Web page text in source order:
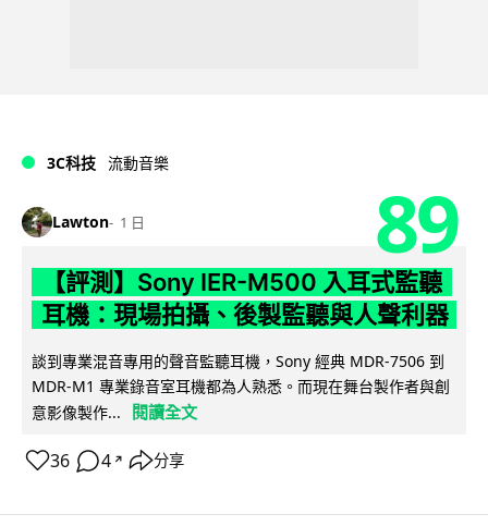
3C科技 流動音樂
Lawton 1 日 89
【評測】Sony IER-M500 入耳式監聽
耳機：現場拍攝、後製監聽與人聲利器
談到專業混音專用的聲音監聽耳機，Sony 經典 MDR-7506 到
MDR-M1 專業錄音室耳機都為人熟悉。而現在舞台製作者與創
意影像製作...
閱讀全文
36 4 ↗ 分享